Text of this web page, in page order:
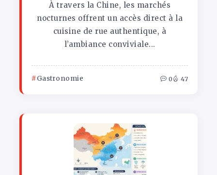
À travers la Chine, les marchés
nocturnes offrent un accès direct à la
cuisine de rue authentique, à
l’ambiance conviviale...
Gastronomie 0 47